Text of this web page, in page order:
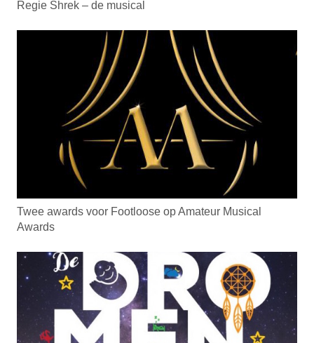
Regie Shrek – de musical
Twee awards voor Footloose op Amateur Musical
Awards